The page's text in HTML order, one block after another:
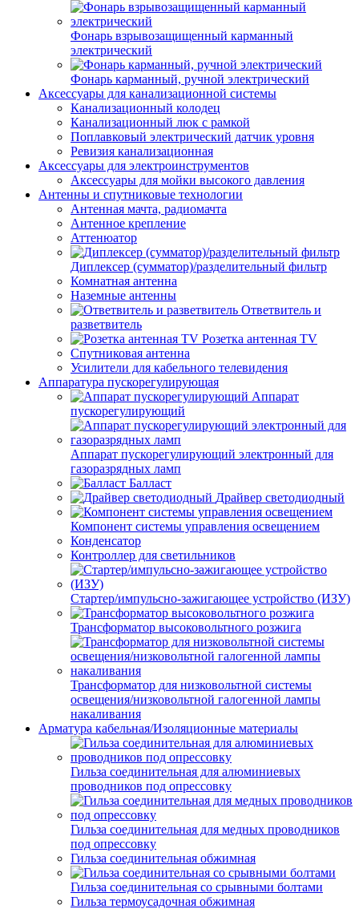
Фонарь взрывозащищенный карманный
электрический
Фонарь карманный, ручной электрический
Аксессуары для канализационной системы
Канализационный колодец
Канализационный люк с рамкой
Поплавковый электрический датчик уровня
Ревизия канализационная
Аксессуары для электроинструментов
Аксессуары для мойки высокого давления
Антенны и спутниковые технологии
Антенная мачта, радиомачта
Антенное крепление
Аттенюатор
Диплексер (сумматор)/разделительный фильтр
Комнатная антенна
Наземные антенны
Ответвитель и
разветвитель
Розетка антенная TV
Спутниковая антенна
Усилители для кабельного телевидения
Аппаратура пускорегулирующая
Аппарат
пускорегулирующий
Аппарат пускорегулирующий электронный для
газоразрядных ламп
Балласт
Драйвер светодиодный
Компонент системы управления освещением
Конденсатор
Контроллер для светильников
Стартер/импульсно-зажигающее устройство (ИЗУ)
Трансформатор высоковольтного розжига
Трансформатор для низковольтной системы
освещения/низковольтной галогенной лампы
накаливания
Арматура кабельная/Изоляционные материалы
Гильза соединительная для алюминиевых
проводников под опрессовку
Гильза соединительная для медных проводников
под опрессовку
Гильза соединительная обжимная
Гильза соединительная со срывными болтами
Гильза термоусадочная обжимная